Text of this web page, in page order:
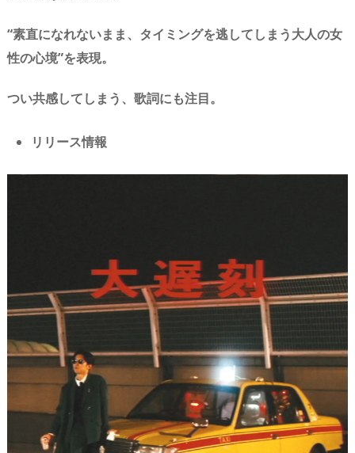
“素直になれないまま、タイミングを逃してしまう大人の女
性の心境”を表現。
つい共感してしまう、歌詞にも注目。
リリース情報